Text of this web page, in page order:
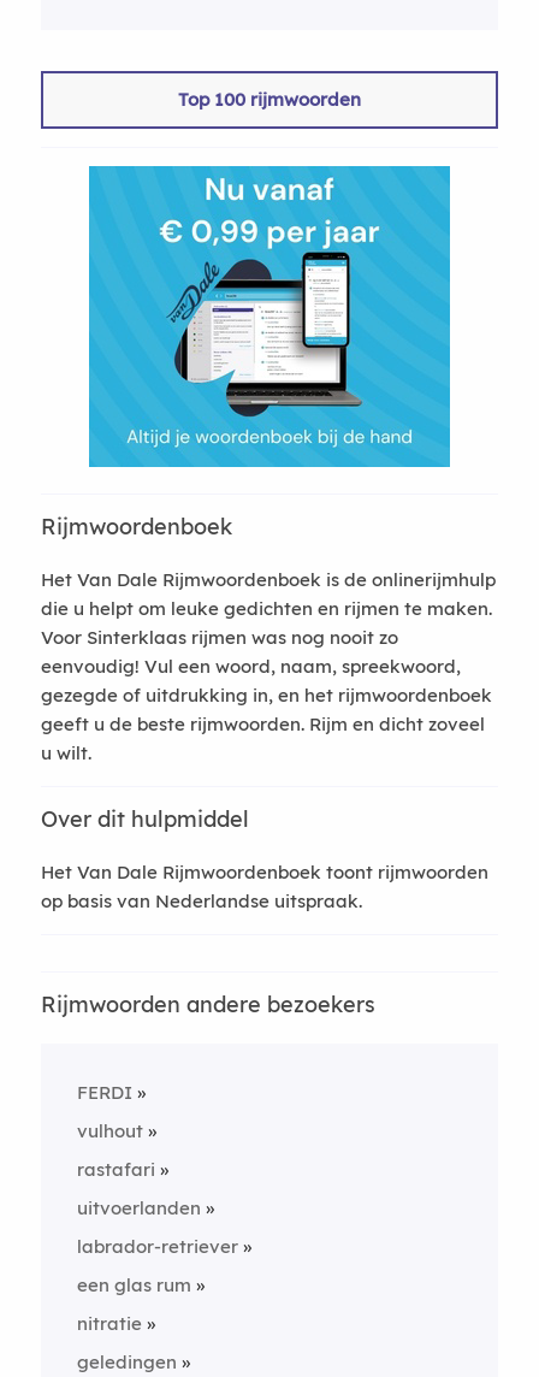
Top 100 rijmwoorden
Rijmwoordenboek
Het Van Dale Rijmwoordenboek is de onlinerijmhulp
die u helpt om leuke gedichten en rijmen te maken.
Voor Sinterklaas rijmen was nog nooit zo
eenvoudig! Vul een woord, naam, spreekwoord,
gezegde of uitdrukking in, en het rijmwoordenboek
geeft u de beste rijmwoorden. Rijm en dicht zoveel
u wilt.
Over dit hulpmiddel
Het Van Dale Rijmwoordenboek toont rijmwoorden
op basis van Nederlandse uitspraak.
Rijmwoorden andere bezoekers
FERDI
vulhout
rastafari
uitvoerlanden
labrador-retriever
een glas rum
nitratie
geledingen